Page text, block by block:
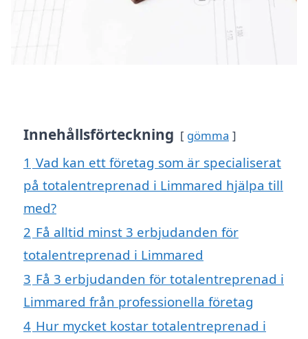
Innehållsförteckning gömma
1 Vad kan ett företag som är specialiserat
på totalentreprenad i Limmared hjälpa till
med?
2 Få alltid minst 3 erbjudanden för
totalentreprenad i Limmared
3 Få 3 erbjudanden för totalentreprenad i
Limmared från professionella företag
4 Hur mycket kostar totalentreprenad i